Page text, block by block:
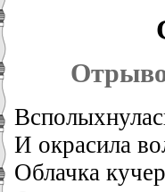
И окрасила
Облачка